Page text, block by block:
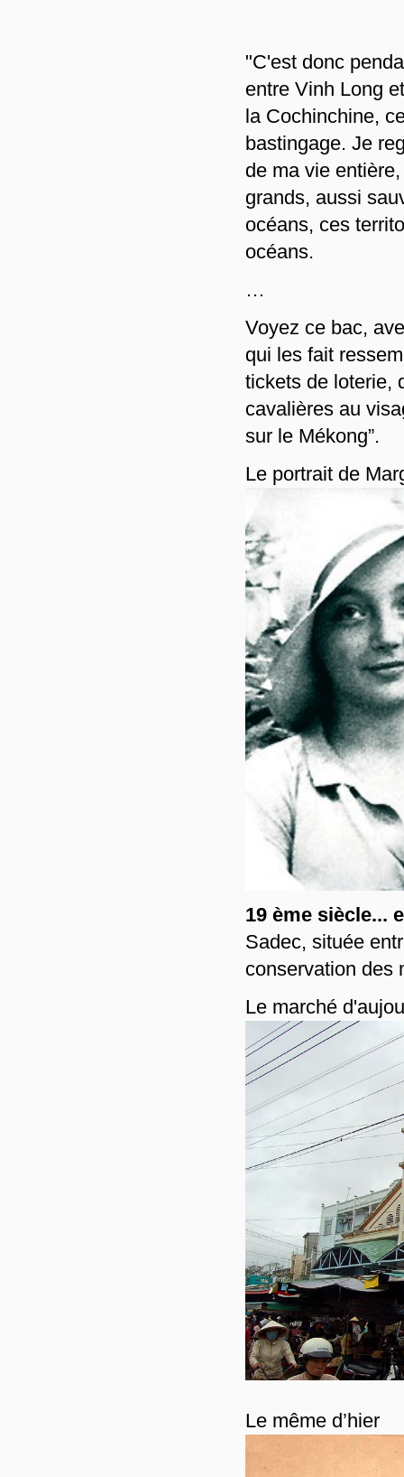
"C'est donc
entre Vinh Long
la Cochinchine,
bastingage. Je
de ma vie
grands, aussi
océans, ces
océans.
…
Voyez ce bac,
qui les fait
tickets de loterie,
cavalières au
sur le Mékong”.
Le portrait de
19 ème siècle...
Sadec, située
conservation des
Le marché
Le même d’hier